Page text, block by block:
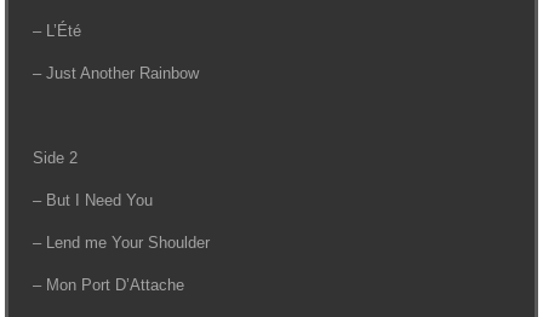
– L’Été
– Just Another Rainbow
Side 2
– But I Need You
– Lend me Your Shoulder
– Mon Port D’Attache